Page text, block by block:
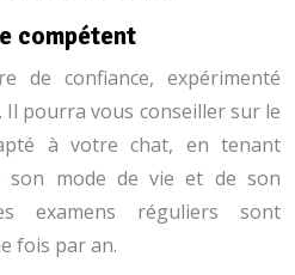
compétent
de confiance, expérimenté
Il pourra vous conseiller sur le
à votre chat, en tenant
son mode de vie et de son
examens réguliers sont
fois par an.